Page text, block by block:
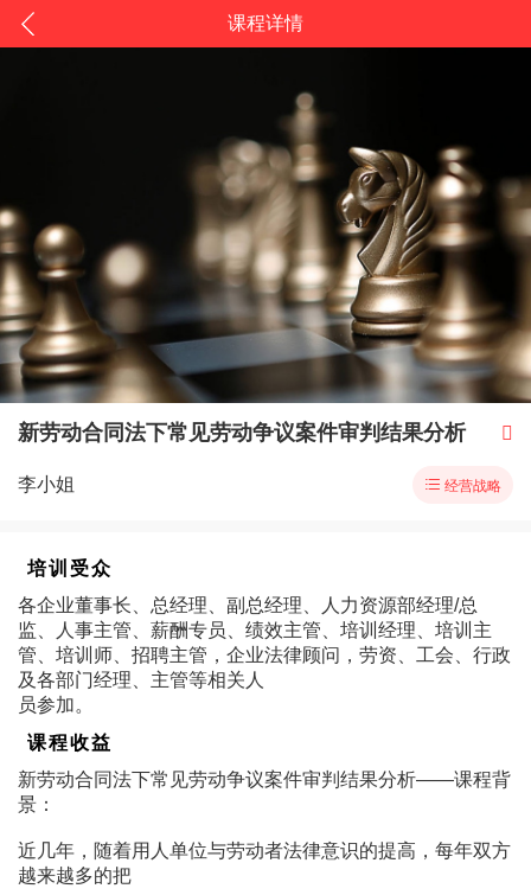
课程详情
新劳动合同法下常见劳动争议案件审判结果分析 
李小姐  经营战略
培训受众
各企业董事长、总经理、副总经理、人力资源部经理/总
监、人事主管、薪酬专员、绩效主管、培训经理、培训主
管、培训师、招聘主管，企业法律顾问，劳资、工会、行政
及各部门经理、主管等相关人
员参加。
课程收益
新劳动合同法下常见劳动争议案件审判结果分析――课程背
景：
近几年，随着用人单位与劳动者法律意识的提高，每年双方
越来越多的把